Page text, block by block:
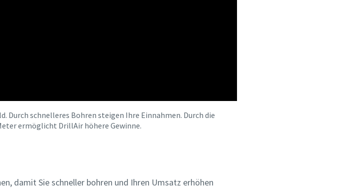
Durch schnelleres Bohren steigen Ihre Einnahmen. Durch die
ermöglicht DrillAir höhere Gewinne.
damit Sie schneller bohren und Ihren Umsatz erhöhen